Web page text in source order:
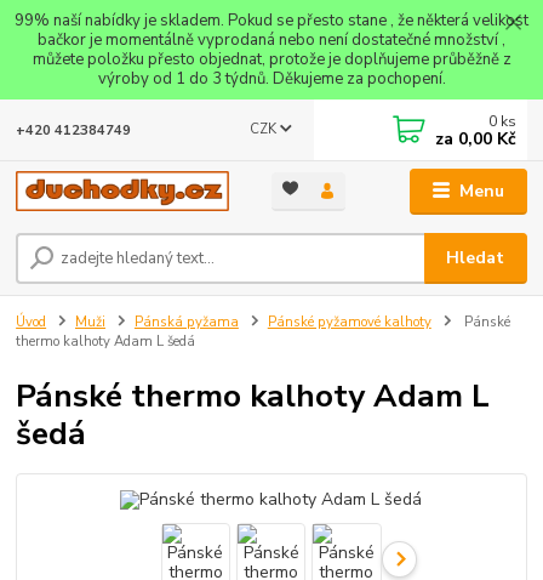
99% naší nabídky je skladem. Pokud se přesto stane , že některá velikost
bačkor je momentálně vyprodaná nebo není dostatečné množství ,
můžete položku přesto objednat, protože je doplňujeme průběžně z
výroby od 1 do 3 týdnů. Děkujeme za pochopení.
Menu
CZK
Hledat
+420 412384749 0 ks
za 0,00 Kč
Úvod Muži Pánská pyžama Pánské pyžamové kalhoty
Pánské
thermo kalhoty Adam L šedá
Pánské thermo kalhoty Adam L
šedá